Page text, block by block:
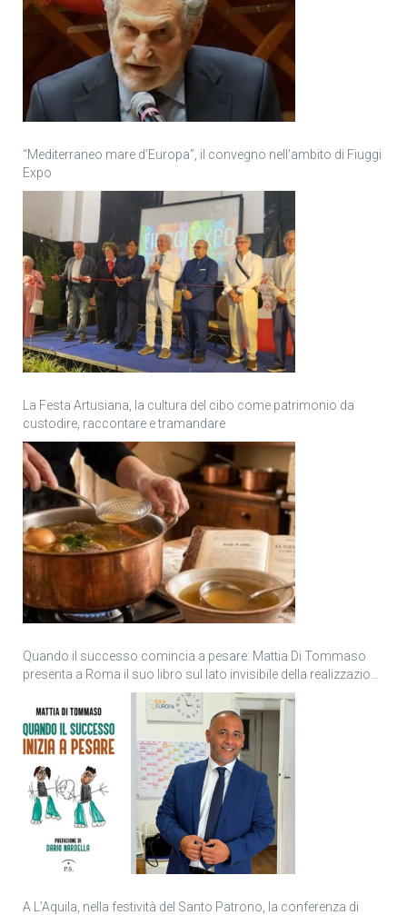
“Mediterraneo mare d’Europa”, il convegno nell’ambito di Fiuggi
Expo
La Festa Artusiana, la cultura del cibo come patrimonio da
custodire, raccontare e tramandare
Quando il successo comincia a pesare: Mattia Di Tommaso
presenta a Roma il suo libro sul lato invisibile della realizzazione
A L’Aquila, nella festività del Santo Patrono, la conferenza di